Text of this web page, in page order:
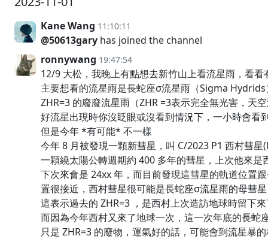
Kane Wang 11:10:11
@50613gary has joined the channel
ronnywang 19:47:54
12/9 大松，我晚上有點想去新竹山上看流星雨，看看
主要想看的流星雨是長蛇座σ流星雨（Sigma
ZHR=3 的廢廢流星雨（ZHR =3表示完全無光害，天
好流星出現時你沒眨眼或沒看到情況下，一小時會看
但是今年 *有可能* 不一樣
今年 8 月被發現一顆新彗星，叫 C/2023 P1 西村彗
一顆繞太陽公轉週期約 400 多年的彗星，上次他來是
下次來會是 24xx 年，而目前發現這彗星的軌道位置
置很接近，西村彗星很可能是長蛇座σ流星雨的母彗星
這表示過去的 ZHR=3 ，是西村上次造訪地球時留下
而因為今年西村又來了地球一次，這一次年底的長蛇
只是 ZHR=3 的廢物，運氣好的話，可能會到流星暴